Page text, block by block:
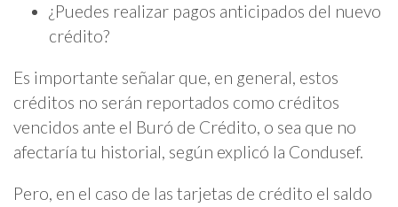
¿Puedes realizar pagos anticipados del nuevo
crédito?
Es importante señalar que, en general, estos
créditos no serán reportados como créditos
vencidos ante el Buró de Crédito, o sea que no
afectaría tu historial, según explicó la Condusef.
Pero, en el caso de las tarjetas de crédito el saldo